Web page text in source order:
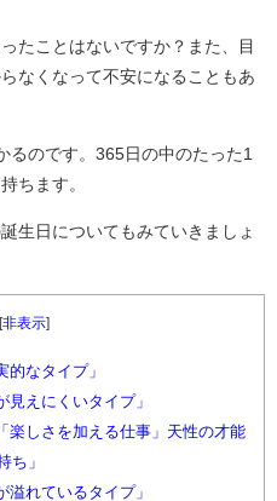
たことはないですか？また、目
なくなって不安になることもあ
るのです。365日の中のたった1
ちます。
生日についてもみていきましょ
非表示]
なタイプ」
えにくいタイプ」
楽しさを加える仕事」天性の才能
ち」
れているタイプ」